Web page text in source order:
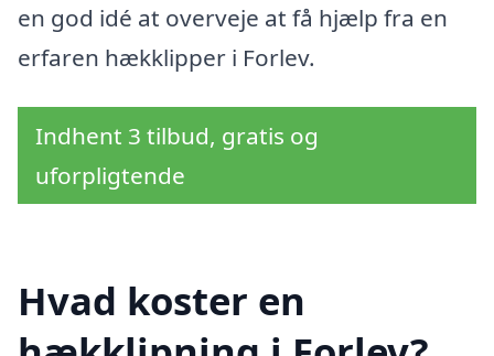
en god idé at overveje at få hjælp fra en
erfaren hækklipper i Forlev.
Indhent 3 tilbud, gratis og
uforpligtende
Hvad koster en